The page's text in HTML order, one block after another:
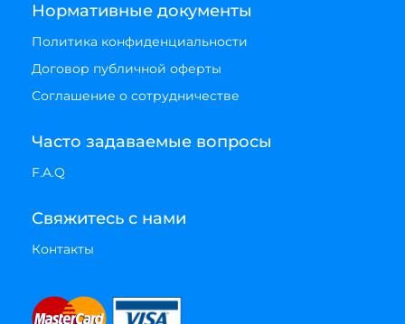
Нормативные документы
Политика конфиденциальности
Договор публичной оферты
Соглашение о сотрудничестве
Часто задаваемые вопросы
F.A.Q
Свяжитесь с нами
Контакты